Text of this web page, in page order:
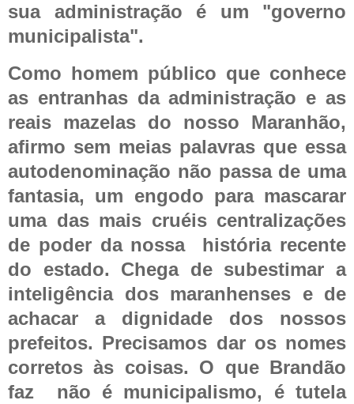
sua administração é um "governo
municipalista".
Como homem público que conhece
as entranhas da administração e as
reais mazelas do nosso Maranhão,
afirmo sem meias palavras que essa
autodenominação não passa de uma
fantasia, um engodo para mascarar
uma das mais cruéis centralizações
de poder da nossa
história recente
do estado. Chega de subestimar a
inteligência dos maranhenses e de
achacar a dignidade dos nossos
prefeitos. Precisamos dar os nomes
corretos às coisas. O que Brandão
faz
não é municipalismo, é tutela